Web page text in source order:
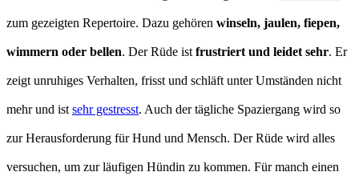
zum gezeigten Repertoire. Dazu gehören winseln, jaulen, fiepen,
wimmern oder bellen. Der Rüde ist frustriert und leidet sehr. Er
zeigt unruhiges Verhalten, frisst und schläft unter Umständen nicht
mehr und ist sehr gestresst. Auch der tägliche Spaziergang wird so
zur Herausforderung für Hund und Mensch. Der Rüde wird alles
versuchen, um zur läufigen Hündin zu kommen. Für manch einen